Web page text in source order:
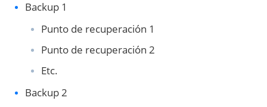
Backup 1
Punto de recuperación 1
Punto de recuperación 2
Etc.
Backup 2